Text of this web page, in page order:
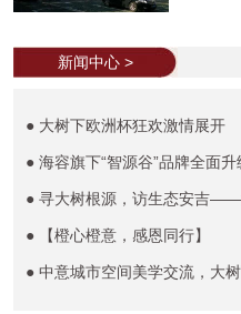
新闻中心 >
● 大树下欧洲杯狂欢激情展开
● 海容旗下“智源谷”品牌全面
● 寻大树根源，访生态安吉
● 【橙心橙意，感恩同行】
● 中意城市空间美学交流，大